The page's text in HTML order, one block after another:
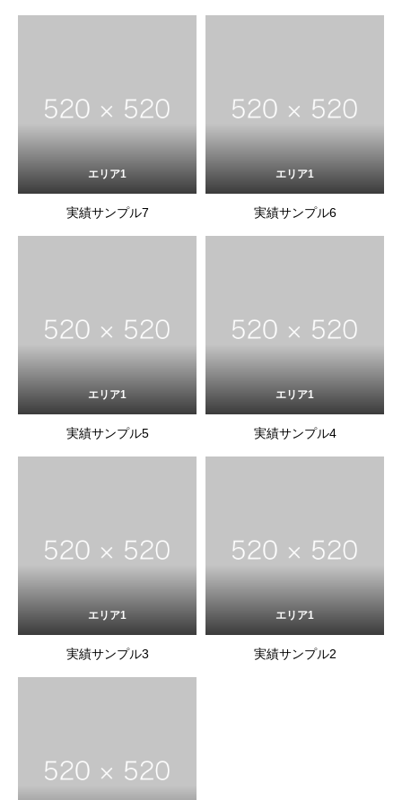
エリア1
実績サンプル7
エリア1
実績サンプル6
エリア1
実績サンプル5
エリア1
実績サンプル4
エリア1
実績サンプル3
エリア1
実績サンプル2